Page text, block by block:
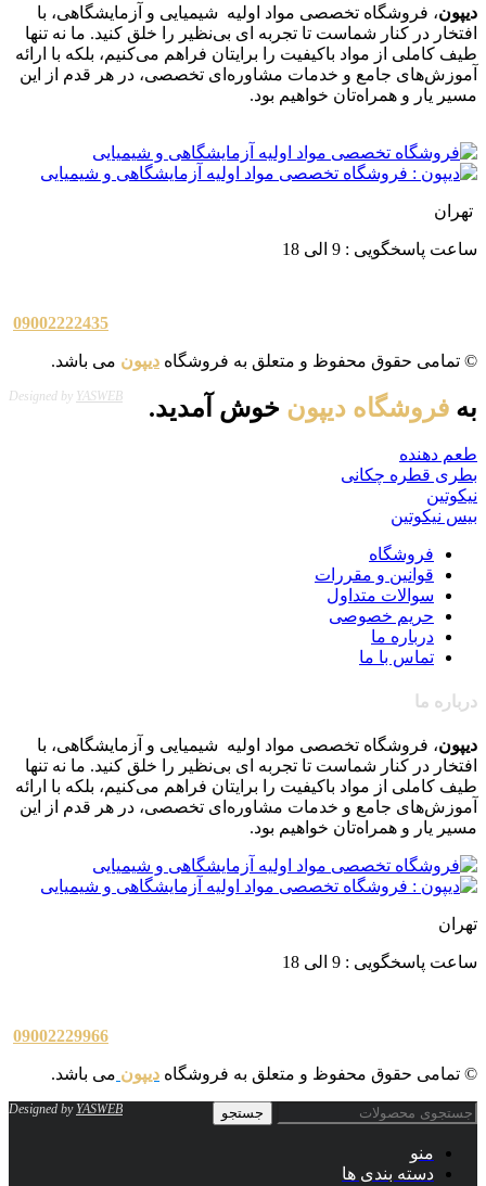
دیپون، فروشگاه تخصصی مواد اولیه شیمیایی و آزمایشگاهی، با
افتخار در کنار شماست تا تجربه ای بی‌نظیر را خلق کنید. ما نه تنها
طیف کاملی از مواد باکیفیت را برایتان فراهم می‌کنیم، بلکه با ارائه
آموزش‌های جامع و خدمات مشاوره‌ای تخصصی، در هر قدم از این
مسیر یار و همراه‌تان خواهیم بود.
تهران
ساعت پاسخگویی : 9 الی 18
09002222435
© تمامی حقوق محفوظ و متعلق به فروشگاه دیپون می باشد.
Designed by YASWEB به فروشگاه دیپون خوش آمدید.
طعم دهنده
بطری قطره چکانی
نیکوتین
بیس نیکوتین
فروشگاه
قوانین و مقررات
سوالات متداول
حریم خصوصی
درباره ما
تماس با ما
درباره ما
دیپون، فروشگاه تخصصی مواد اولیه شیمیایی و آزمایشگاهی، با
افتخار در کنار شماست تا تجربه ای بی‌نظیر را خلق کنید. ما نه تنها
طیف کاملی از مواد باکیفیت را برایتان فراهم می‌کنیم، بلکه با ارائه
آموزش‌های جامع و خدمات مشاوره‌ای تخصصی، در هر قدم از این
مسیر یار و همراه‌تان خواهیم بود.
تهران
ساعت پاسخگویی : 9 الی 18
09002229966
© تمامی حقوق محفوظ و متعلق به فروشگاه دیپون می باشد.
Designed by YASWEB جستجو
منو
دسته بندی ها